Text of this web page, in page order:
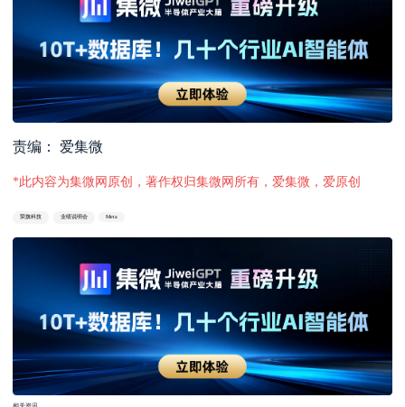
责编： 爱集微
*此内容为集微网原创，著作权归集微网所有，爱集微，爱原创
荣旗科技 业绩说明会 Meta